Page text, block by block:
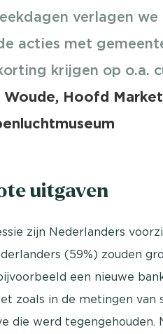
verlagen
acties met
krijgen op o.a.
Woude, Hoofd
uitgaven
zijn Nederlanders
(59%) zouden
een nieuwe
zoals in de metingen van
die werd tegengehouden.